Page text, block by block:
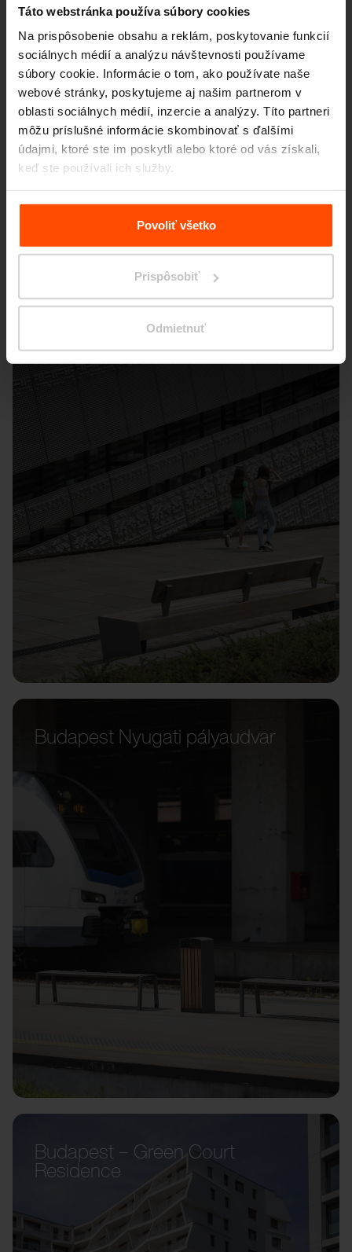
Táto webstránka používa súbory cookies
Na prispôsobenie obsahu a reklám, poskytovanie funkcií
sociálnych médií a analýzu návštevnosti používame
súbory cookie. Informácie o tom, ako používate naše
webové stránky, poskytujeme aj našim partnerom v
oblasti sociálnych médií, inzercie a analýzy. Títo partneri
môžu príslušné informácie skombinovať s ďalšími
údajmi, ktoré ste im poskytli alebo ktoré od vás získali,
keď ste používali ich služby.
Viac informácií nájdete na stránkeZásady zpracování
Povoliť všetko
Prispôsobiť
Odmietnuť
Városliget – Néprajzi Múzeum
Budapest Nyugati pályaudvar
Budapest – Green Court
Residence